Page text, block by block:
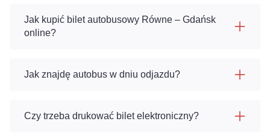
Jak kupić bilet autobusowy Równe – Gdańsk
online?
Jak znajdę autobus w dniu odjazdu?
Czy trzeba drukować bilet elektroniczny?